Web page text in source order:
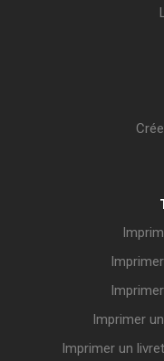
Imprimer
Imprimer un